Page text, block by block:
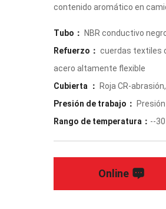
contenido aromático en
Tubo：
NBR conductivo
Refuerzo： cuerdas textiles
acero altamente flexible
Cubierta ：
Roja CR-
Presión de trabajo：
Rango de temperatura： --
Online